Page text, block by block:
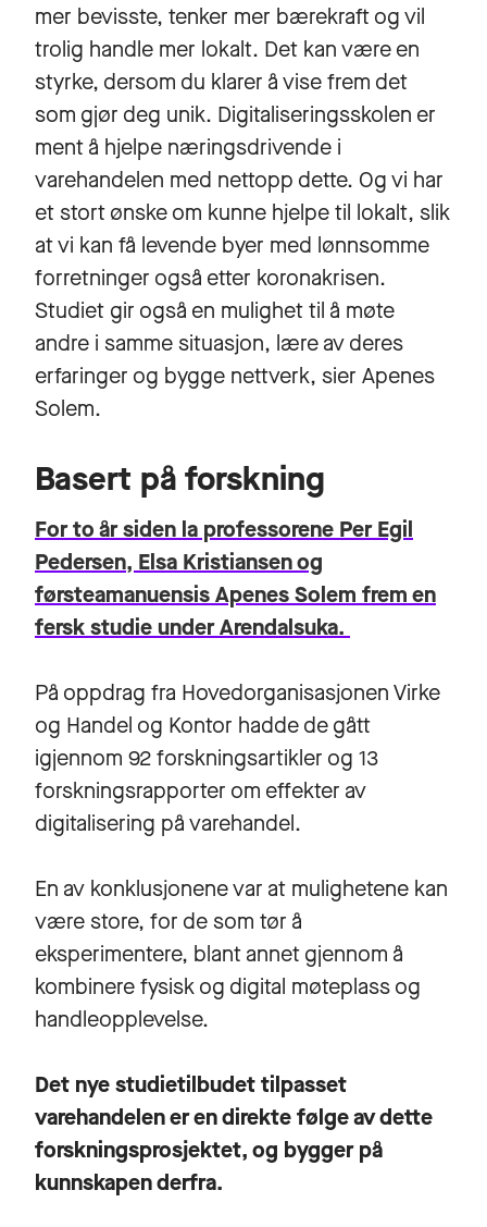
mer bevisste, tenker mer bærekraft og vil
trolig handle mer lokalt. Det kan være en
styrke, dersom du klarer å vise frem det
som gjør deg unik. Digitaliseringsskolen er
ment å hjelpe næringsdrivende i
varehandelen med nettopp dette. Og vi har
et stort ønske om kunne hjelpe til lokalt, slik
at vi kan få levende byer med lønnsomme
forretninger også etter koronakrisen.
Studiet gir også en mulighet til å møte
andre i samme situasjon, lære av deres
erfaringer og bygge nettverk, sier Apenes
Solem.
Basert på forskning
For to år siden la professorene Per Egil
Pedersen, Elsa Kristiansen og
førsteamanuensis Apenes Solem frem en
fersk studie under Arendalsuka.
På oppdrag fra Hovedorganisasjonen Virke
og Handel og Kontor hadde de gått
igjennom 92 forskningsartikler og 13
forskningsrapporter om effekter av
digitalisering på varehandel.
En av konklusjonene var at mulighetene kan
være store, for de som tør å
eksperimentere, blant annet gjennom å
kombinere fysisk og digital møteplass og
handleopplevelse.
Det nye studietilbudet tilpasset
varehandelen er en direkte følge av dette
forskningsprosjektet, og bygger på
kunnskapen derfra.